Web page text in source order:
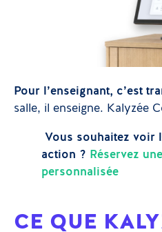
Pour l’enseignant, c’est
salle, il enseigne. Kalyzée
Vous souhaitez voir
action ? Réservez
personnalisée
CE QUE